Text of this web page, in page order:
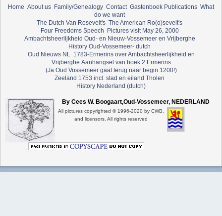
Home About us Family/Genealogy Contact Gastenboek Publications What
do we want
The Dutch Van Rosevelt's The American Ro(o)sevelt's
Four Freedoms Speech Pictures visit May 26, 2000
Ambachtsheerlijkheid Oud- en Nieuw-Vossemeer en Vrijberghe
History Oud-Vossemeer- dutch
Oud Nieuws NL
1783-Ermerins over Ambachtsheerlijkheid en
Vrijberghe Aanhangsel van boek 2 Ermerins
(Ja Oud Vossemeer gaat terug naar begin 1200!)
Zeeland 1753 incl. stad en eiland Tholen
History Nederland (dutch)
By Cees W. Boogaart,Oud-Vossemeer, NEDERLAND
All pictures copyrighted © 1996-2020 by CWB,
and licensors. All rights reserved